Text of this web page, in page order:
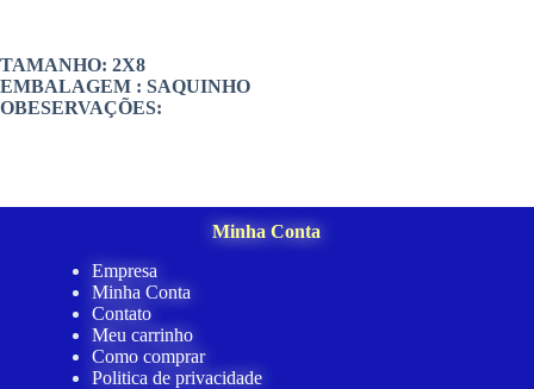
TAMANHO: 2X8
EMBALAGEM : SAQUINHO
OBESERVAÇÕES:
Minha Conta
Empresa
Minha Conta
Contato
Meu carrinho
Como comprar
Politica de privacidade